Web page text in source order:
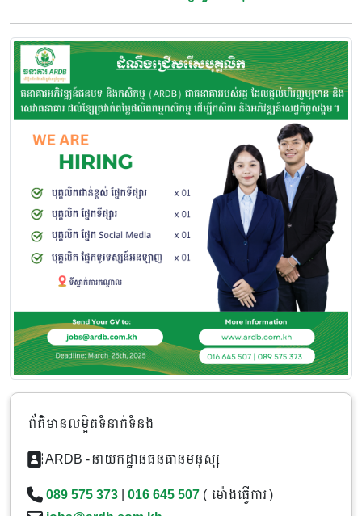
ព័ត៌មានលម្អិតទំនាក់ទំនង
ARDB -នាយកដ្ឋានធនធានមនុស្ស
089 575 373 016 645 507 ( ម៉ោងធ្វើការ )